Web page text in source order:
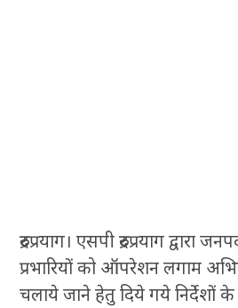
रुद्रप्रयाग। एसपी रुद्रप्रयाग द्वारा
प्रभारियों को ऑपरेशन लगाम
चलाये जाने हेतु दिये गये निर्देशों